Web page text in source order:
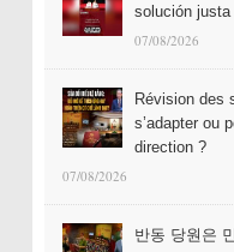
solución justa
07/08/2026
Révision des
s’adapter ou
direction ?
07/08/2026
반동 당원은